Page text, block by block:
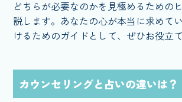
どちらが必要なのかを見極めるための
説します。あなたの心が本当に求めて
けるためのガイドとして、ぜひお役立
カウンセリングと占いの違いは？